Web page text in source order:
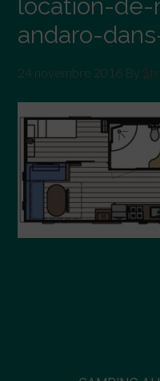
location-
andaro-
24 novembre 2016By